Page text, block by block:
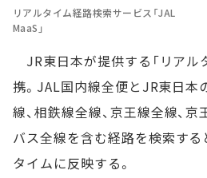
リアルタイム経路検索サービス「JAL
MaaS」
JR東日本が提供する「リアル
携。JAL国内線全便とJR東日本
線、相鉄線全線、京王線全線、
バス全線を含む経路を検索する
タイムに反映する。